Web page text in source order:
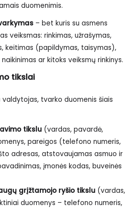
duomenimis.
– bet kuris su asmens
veiksmas: rinkimas, užrašymas,
keitimas (papildymas, taisymas),
ar kitoks veiksmų rinkinys.
tikslai
valdytojas, tvarko duomenis šiais
tikslu (vardas, pavardė,
pareigos (telefono numeris,
adresas, atstovaujamas asmuo ir
įmonės kodas, buveinės
grįžtamojo ryšio tikslu (vardas,
duomenys – telefono numeris,